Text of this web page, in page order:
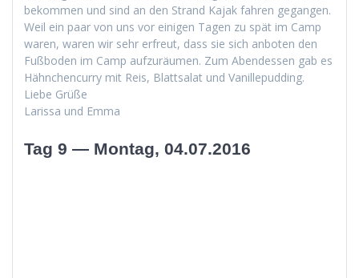
bekom­men und sind an den Strand Kajak fahren gegan­gen.
Weil ein paar von uns vor eini­gen Tagen zu spät im Camp
waren, waren wir sehr erfreut, dass sie sich anboten den
Fuß­bo­den im Camp aufzuräu­men. Zum Aben­dessen gab es
Häh­nchen­cur­ry mit Reis, Blattsalat und Vanillepudding.
Liebe Grüße
Laris­sa und Emma
Tag 9 — Montag, 04.07.2016